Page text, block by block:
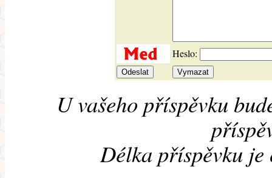
Heslo:
U vašeho příspěvku
Délka příspěvku je